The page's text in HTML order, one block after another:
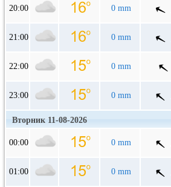
20:00 0 mm
21:00 0 mm
22:00 0 mm
23:00 0 mm
Вторник 11-08-2026
00:00 0 mm
01:00 0 mm